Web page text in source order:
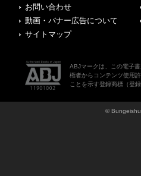
お問い合わせ
動画・バナー広告について
サイトマップ
ABJマークは、この電子
権者からコンテンツ使用
ことを示す登録商標（登
©